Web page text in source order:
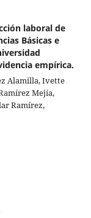
laboral de
Básicas e
empírica.
Alamilla, Ivette
Mejía,
Ramírez,